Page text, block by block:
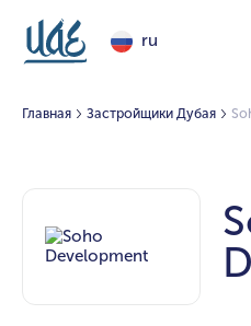
ru
Главная Застройщики Дубая